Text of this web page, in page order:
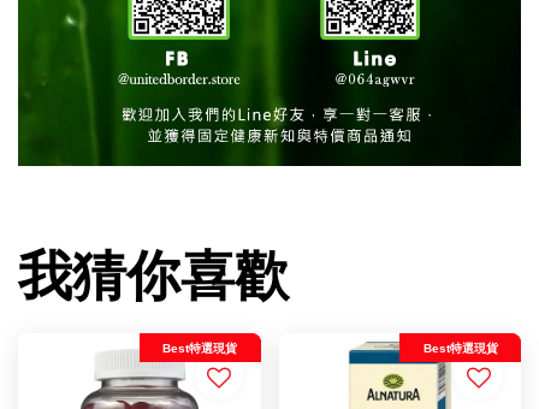
我猜你喜歡
Best特選現貨 Best特選現貨